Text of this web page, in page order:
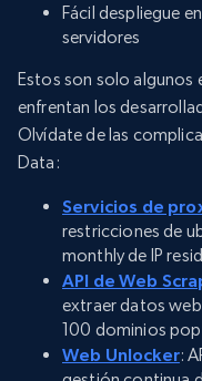
Fácil despliegue
servidores
Estos son solo algunos
enfrentan los
Olvídate de las
Data:
Servicios de
restricciones de
monthly de IP
API de Web
extraer datos
100 dominios
Web Unlocker: